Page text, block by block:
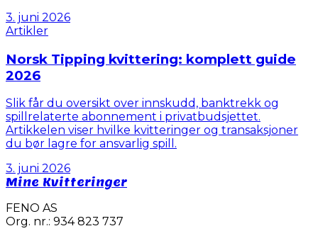
3. juni 2026
Artikler
Norsk Tipping kvittering: komplett guide
2026
Slik får du oversikt over innskudd, banktrekk og
spillrelaterte abonnement i privatbudsjettet.
Artikkelen viser hvilke kvitteringer og transaksjoner
du bør lagre for ansvarlig spill.
3. juni 2026
Mine Kvitteringer
FENO AS
Org. nr.: 934 823 737